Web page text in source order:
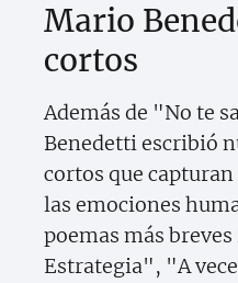
Mario
cortos
Además de "No te
Benedetti escribió
cortos que
las emociones
poemas más
Estrategia", "A